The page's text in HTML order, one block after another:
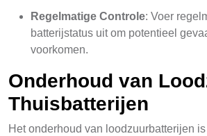
Regelmatige Controle: Voer
batterijstatus uit om potentieel
voorkomen.
Onderhoud van
Thuisbatterijen
Het onderhoud van loodzuurbatterijen